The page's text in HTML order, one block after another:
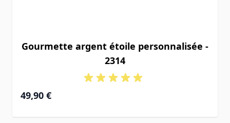
Gourmette argent étoile personnalisée -
2314
49,90 €